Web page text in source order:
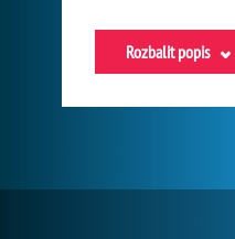
Rozbalit popis